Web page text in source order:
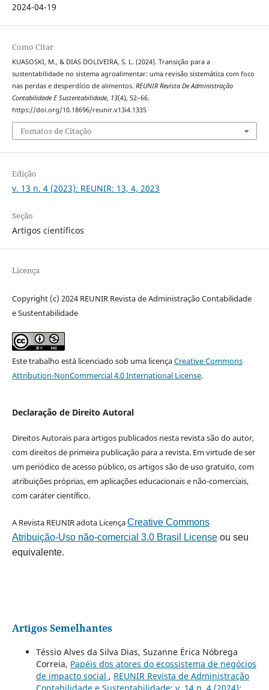
2024-04-19
Como Citar
KUASOSKI, M., & DIAS DOLIVEIRA, S. L. (2024). Transição para a
sustentabilidade no sistema agroalimentar: uma revisão sistemática com foco
nas perdas e desperdício de alimentos. REUNIR Revista De Administração
Contabilidade E Sustentabilidade, 13(4), 52–66.
https://doi.org/10.18696/reunir.v13i4.1335
Fomatos de Citação
Edição
v. 13 n. 4 (2023): REUNIR: 13, 4, 2023
Seção
Artigos científicos
Licença
Copyright (c) 2024 REUNIR Revista de Administração Contabilidade
e Sustentabilidade
Este trabalho está licenciado sob uma licençaCreative Commons
Attribution-NonCommercial 4.0 International License.
Declaração de Direito Autoral
Direitos Autorais para artigos publicados nesta revista são do autor,
com direitos de primeira publicação para a revista. Em virtude de ser
um periódico de acesso público, os artigos são de uso gratuito, com
atribuições próprias, em aplicações educacionais e não-comerciais,
com caráter científico.
A Revista REUNIR adota LicençaCreative Commons
Atribuição-Uso não-comercial 3.0 Brasil Licenseou seu
equivalente.
Artigos Semelhantes
Téssio Alves da Silva Dias, Suzanne Érica Nóbrega
Correia, Papéis dos atores do ecossistema de negócios
de impacto social , REUNIR Revista de Administração